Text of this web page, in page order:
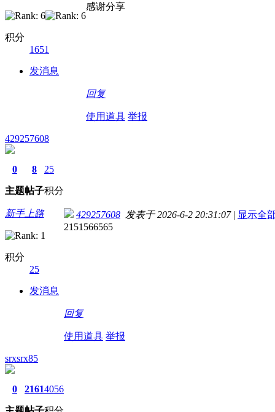
积分
1651
发消息
感谢分享
回复
使用道具 举报
429257608
0
主题
8
帖子
25
积分
新手上路
积分
25
发消息
429257608 发表于 2026-6-2 20:31:07 | 显示全
2151566565
回复
使用道具 举报
srxsrx85
0 21614056